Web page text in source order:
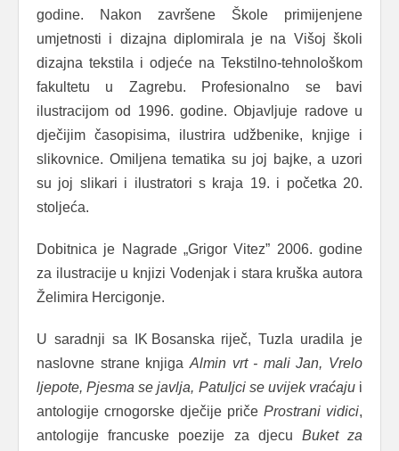
godine. Nakon završene Škole primijenjene
umjetnosti i dizajna diplomirala je na Višoj školi
dizajna tekstila i odjeće na Tekstilno-tehnološkom
fakultetu u Zagrebu. Profesionalno se bavi
ilustracijom od 1996. godine. Objavljuje radove u
dječijim časopisima, ilustrira udžbenike, knjige i
slikovnice. Omiljena tematika su joj bajke, a uzori
su joj slikari i ilustratori s kraja 19. i početka 20.
stoljeća.
Dobitnica je Nagrade „Grigor Vitez” 2006. godine
za ilustracije u knjizi Vodenjak i stara kruška autora
Želimira Hercigonje.
U saradnji sa IK Bosanska riječ, Tuzla uradila je
naslovne strane knjigaAlmin vrt - mali Jan, Vrelo
ljepote, Pjesma se javlja, Patuljci se uvijek vraćajui
antologije crnogorske dječije priče Prostrani vidici,
antologije francuske poezije za djecu Buket za